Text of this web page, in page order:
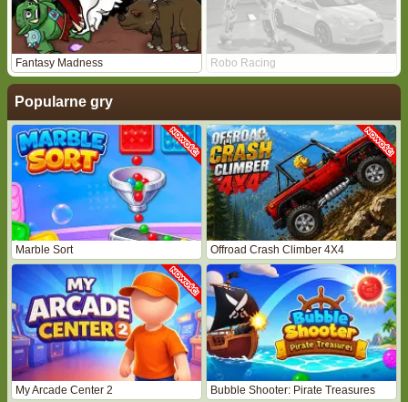
Fantasy Madness Robo Racing
Popularne gry
Marble Sort Offroad Crash Climber 4X4
My Arcade Center 2 Bubble Shooter: Pirate Treasures